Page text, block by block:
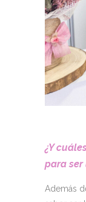
¿Y
para ser
Además